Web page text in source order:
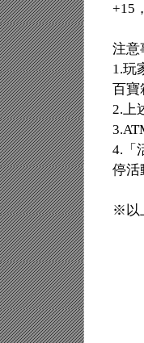
+15
注意
1.玩
百寶
2.上
4.「
停活
※以